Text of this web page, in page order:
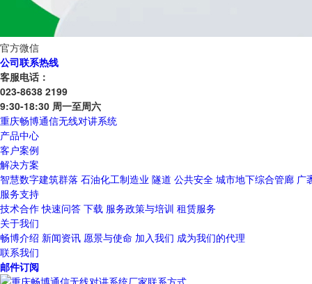
官方微信
公司联系热线
客服电话：
023-8638 2199
9:30-18:30 周一至周六
重庆畅博通信无线对讲系统
产品中心
客户案例
解决方案
智慧数字建筑群落 石油化工制造业 隧道 公共安全 城市地下综合管廊 广
服务支持
技术合作 快速问答 下载 服务政策与培训 租赁服务
关于我们
畅博介绍 新闻资讯 愿景与使命 加入我们 成为我们的代理
联系我们
邮件订阅